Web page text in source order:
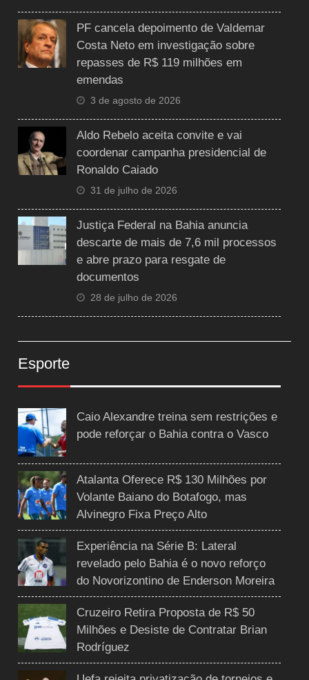
PF cancela depoimento de Valdemar
Costa Neto em investigação sobre
repasses de R$ 119 milhões em
emendas
3 de agosto de 2026
Aldo Rebelo aceita convite e vai
coordenar campanha presidencial de
Ronaldo Caiado
31 de julho de 2026
Justiça Federal na Bahia anuncia
descarte de mais de 7,6 mil processos
e abre prazo para resgate de
documentos
28 de julho de 2026
Esporte
Caio Alexandre treina sem restrições e
pode reforçar o Bahia contra o Vasco
Atalanta Oferece R$ 130 Milhões por
Volante Baiano do Botafogo, mas
Alvinegro Fixa Preço Alto
Experiência na Série B: Lateral
revelado pelo Bahia é o novo reforço
do Novorizontino de Enderson Moreira
Cruzeiro Retira Proposta de R$ 50
Milhões e Desiste de Contratar Brian
Rodríguez